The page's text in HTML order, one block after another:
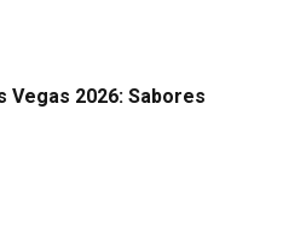
Vegas 2026: Sabores